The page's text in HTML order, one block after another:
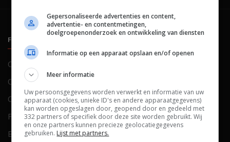
FILMTOTAAL
Contact
Over ons
Colofon
FAQ
Blog
Cookies
Cookievoorkeuren
Gepersonaliseerde advertenties en content,
advertentie- en contentmetingen,
doelgroepenonderzoek en ontwikkeling van diensten
Informatie op een apparaat opslaan en/of openen
Meer informatie
Uw persoonsgegevens worden verwerkt en informatie van uw
apparaat (cookies, unieke ID's en andere apparaatgegevens)
kan worden opgeslagen door, geopend door en gedeeld met
332 partners of specifiek door deze site worden gebruikt. Wij
en onze partners kunnen precieze geolocatiegegevens
gebruiken. Lijst met partners.